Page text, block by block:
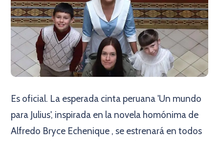
Es oficial. La esperada cinta peruana 'Un mundo
para Julius', inspirada en la novela homónima de
Alfredo Bryce Echenique , se estrenará en todos